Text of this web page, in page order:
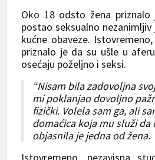
Oko 18 odsto žena
postao seksualno
kućne obaveze.
priznalo je da su ušle u
osećaju poželjno i seksi.
“Nisam bila zadovoljna
mi poklanjao dovoljno
fizički. Volela sam ga, ali
domaćica koja mu služi da
objasnila je jedna od žena.
Istovremeno, nezavisna